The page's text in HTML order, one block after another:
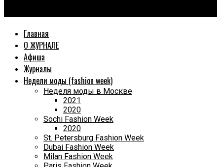
Главная
О ЖУРНАЛЕ
Афиша
Журналы
Недели моды (fashion week)
Неделя моды в Москве
2021
2020
Sochi Fashion Week
2020
St. Petersburg Fashion Week
Dubai Fashion Week
Milan Fashion Week